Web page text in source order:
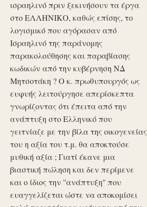
ισραηλινό πριν ξεκινήσουν τα έργα
στο ΕΛΛΗΝΙΚΟ, καθώς επίσης, το
λογισμικό που αγόρασαν από
Ισραηλινό της παράνομης
παρακολούθησης και παραβίασης
κωδικών από την κυβέρνηση ΝΔ
Μητσοτάκη ? Ο κ. πρωθυπουργός ως
ευφυής λειτούργησε απερίσκεπτα
γνωρίζοντας ότι έπειτα από την
ανάπτυξη στο Ελληνικό που
γειτνίαζε με την βίλα της οικογενείας
του η αξία του τ.μ. θα αποκτούσε
μυθική αξία ; Γιατί έκανε μια
βιαστική πώληση και δεν περίμενε
και ο ίδιος την ''ανάπτυξη'' που
ευαγγελίζεται ώστε να αποκομίσει